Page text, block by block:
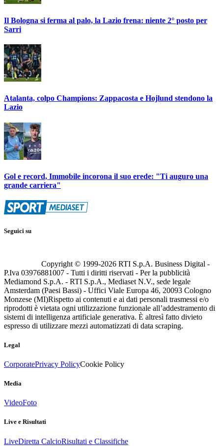
Il Bologna si ferma al palo, la Lazio frena: niente 2° posto per
Sarri
Atalanta, colpo Champions: Zappacosta e Hojlund stendono la
Lazio
Gol e record, Immobile incorona il suo erede: "Ti auguro una
grande carriera"
Seguici su
Copyright © 1999-2026 RTI S.p.A. Business Digital -
P.Iva 03976881007 - Tutti i diritti riservati - Per la pubblicità
Mediamond S.p.A. - RTI S.p.A., Mediaset N.V., sede legale
Amsterdam (Paesi Bassi) - Uffici Viale Europa 46, 20093 Cologno
Monzese (MI)Rispetto ai contenuti e ai dati personali trasmessi e/o
riprodotti è vietata ogni utilizzazione funzionale all’addestramento di
sistemi di intelligenza artificiale generativa. È altresì fatto divieto
espresso di utilizzare mezzi automatizzati di data scraping.
Legal
CorporatePrivacy PolicyCookie Policy
Media
VideoFoto
Live e Risultati
LiveDiretta CalcioRisultati e Classifiche